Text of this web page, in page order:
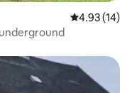
4.93 out of 5
4.93 (14)
underground